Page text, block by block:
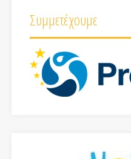
Συμμετέχουμε